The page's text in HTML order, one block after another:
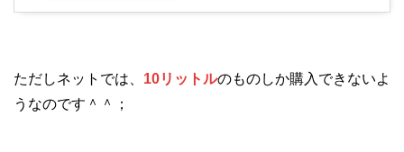
ただしネットでは、 10リットルのものしか購入できないよ
うなのです＾＾；